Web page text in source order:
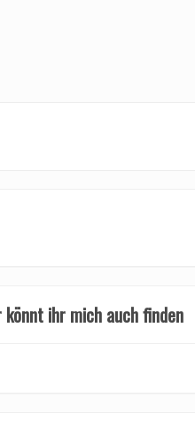
könnt ihr mich auch finden